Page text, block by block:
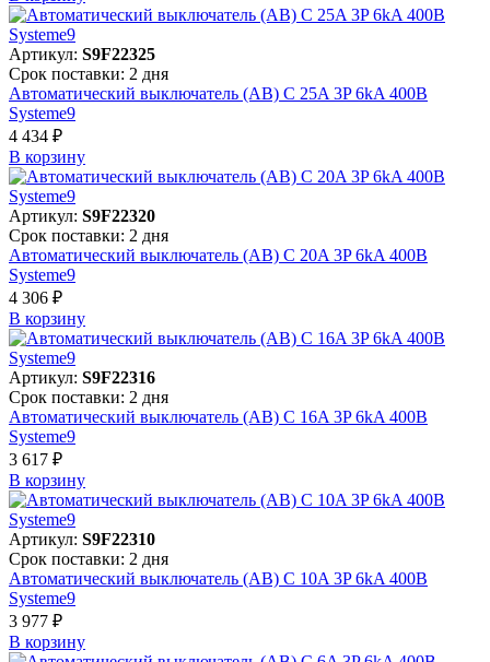
Артикул: S9F22325
Срок поставки: 2 дня
Автоматический выключатель (АВ) C 25A 3P 6kA 400В
Systeme9
4 434 ₽
В корзинy
Артикул: S9F22320
Срок поставки: 2 дня
Автоматический выключатель (АВ) C 20A 3P 6kA 400В
Systeme9
4 306 ₽
В корзинy
Артикул: S9F22316
Срок поставки: 2 дня
Автоматический выключатель (АВ) C 16A 3P 6kA 400В
Systeme9
3 617 ₽
В корзинy
Артикул: S9F22310
Срок поставки: 2 дня
Автоматический выключатель (АВ) C 10A 3P 6kA 400В
Systeme9
3 977 ₽
В корзинy